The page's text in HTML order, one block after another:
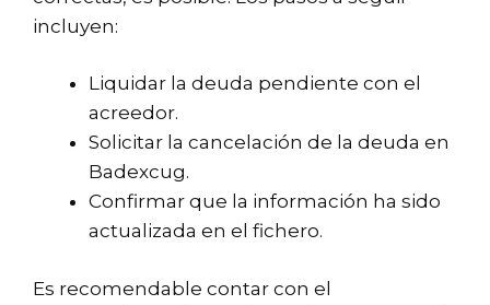
incluyen:
Liquidar la deuda pendiente con el
acreedor.
Solicitar la cancelación de la deuda en
Badexcug.
Confirmar que la información ha sido
actualizada en el fichero.
Es recomendable contar con el